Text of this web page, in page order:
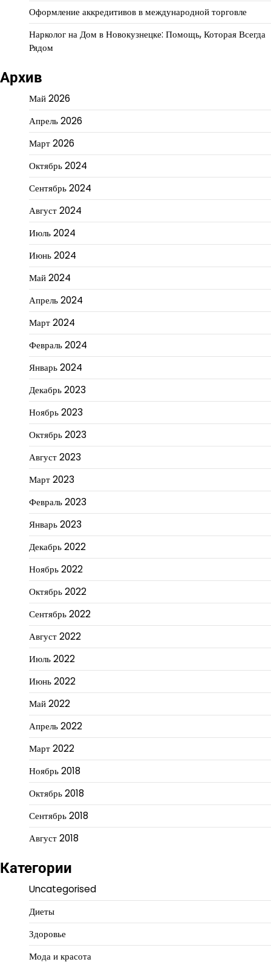
Оформление аккредитивов в международной торговле
Нарколог на Дом в Новокузнецке: Помощь, Которая Всегда
Рядом
Архив
Май 2026
Апрель 2026
Март 2026
Октябрь 2024
Сентябрь 2024
Август 2024
Июль 2024
Июнь 2024
Май 2024
Апрель 2024
Март 2024
Февраль 2024
Январь 2024
Декабрь 2023
Ноябрь 2023
Октябрь 2023
Август 2023
Март 2023
Февраль 2023
Январь 2023
Декабрь 2022
Ноябрь 2022
Октябрь 2022
Сентябрь 2022
Август 2022
Июль 2022
Июнь 2022
Май 2022
Апрель 2022
Март 2022
Ноябрь 2018
Октябрь 2018
Сентябрь 2018
Август 2018
Категории
Uncategorised
Диеты
Здоровье
Мода и красота